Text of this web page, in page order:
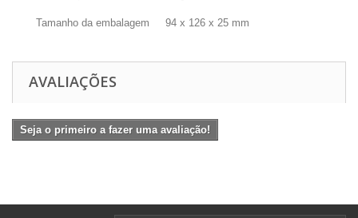
Tamanho da embalagem 94 x 126 x 25 mm
AVALIAÇÕES
Seja o primeiro a fazer uma avaliação!